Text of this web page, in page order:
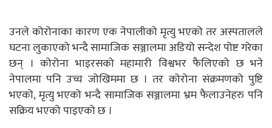
उनले कोरोनाका कारण एक नेपालीको मृत्यु भएको तर अस्पतालले
घटना लुकाएको भन्दै सामाजिक सञ्जालमा अडियो सन्देश पोष्ट गरेका
छन् । कोरोना भाइरसको महामारी विश्वभर फैलिएको छ भने
नेपालमा पनि उच्च जोखिममा छ । तर कोरोना संक्रमणको पुष्टि
भएको, मृत्यु भएको भन्दै सामाजिक सञ्जालमा भ्रम फैलाउनेहरु पनि
सक्रिय भएको पाइएको छ ।